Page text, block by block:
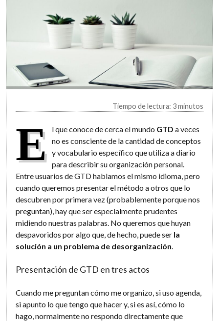
Tiempo de lectura: 3 minutos
E l que conoce de cerca el mundo GTD a veces
no es consciente de la cantidad de conceptos
y vocabulario específico que utiliza a diario
para describir su organización personal.
Entre usuarios de GTD hablamos el mismo idioma, pero
cuando queremos presentar el método a otros que lo
descubren por primera vez (probablemente porque nos
preguntan), hay que ser especialmente prudentes
midiendo nuestras palabras. No queremos que huyan
despavoridos por algo que, de hecho, puede ser la
solución a un problema de desorganización
Presentación de GTD en tres actos
Cuando me preguntan cómo me organizo, si uso agenda,
si apunto lo que tengo que hacer y, si es así, cómo lo
hago, normalmente no respondo directamente que